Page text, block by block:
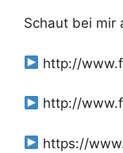
Schaut bei mir
http://
http://
https://